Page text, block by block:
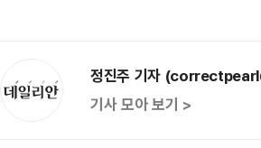
정진주 기자
기사 모아 보기 >